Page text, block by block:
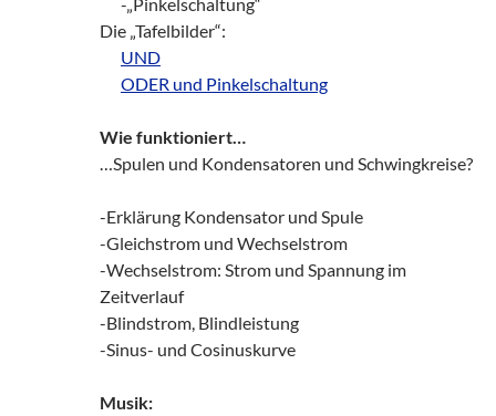
Die „Tafelbilder“:
UND
ODER und Pinkelschaltung
Wie funktioniert…
…Spulen und Kondensatoren und Schwingkreise?
-Erklärung Kondensator und Spule
-Gleichstrom und Wechselstrom
-Wechselstrom: Strom und Spannung im
Zeitverlauf
-Blindstrom, Blindleistung
-Sinus- und Cosinuskurve
Musik: